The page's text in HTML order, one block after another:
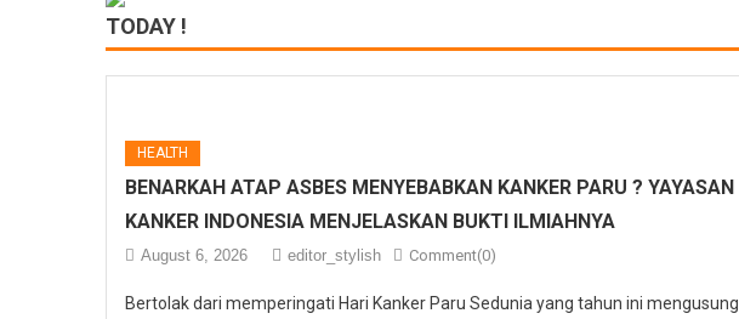
TODAY !
HEALTH
BENARKAH ATAP ASBES MENYEBABKAN KANKER PARU ? YAYASAN
KANKER INDONESIA MENJELASKAN BUKTI ILMIAHNYA
August 6, 2026 editor_stylish Comment(0)
Bertolak dari memperingati Hari Kanker Paru Sedunia yang tahun ini mengusung